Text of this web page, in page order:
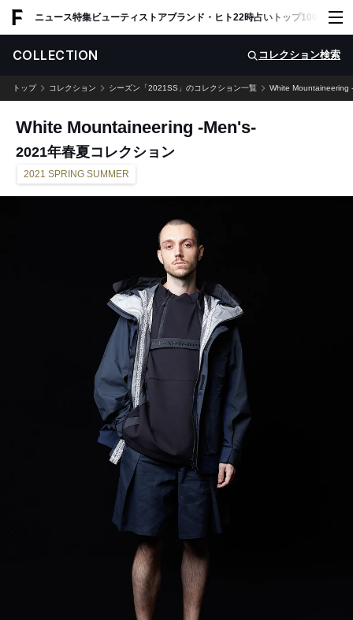
ニュース特集ビューティ ストアブランド・ヒト22時占い トップ100 スナッ
COLLECTION コレクション検索
トップ コレクション シーズン「2021SS」のコレクション一覧 White Mountaineering
White Mountaineering -Men's-
2021年春夏コレクション
2021 SPRING SUMMER